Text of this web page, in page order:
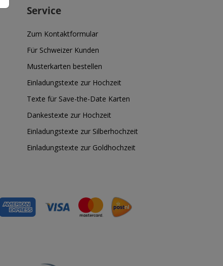
Service
Zum Kontaktformular
Für Schweizer Kunden
Musterkarten bestellen
Einladungstexte zur Hochzeit
Texte für Save-the-Date Karten
Dankestexte zur Hochzeit
Einladungstexte zur Silberhochzeit
Einladungstexte zur Goldhochzeit